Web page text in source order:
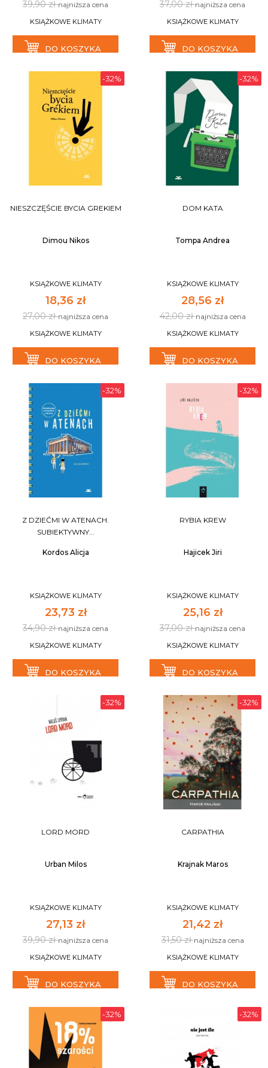
39,90 złnajniższa cena
KSIĄŻKOWE KLIMATY
DO KOSZYKA
37,00 złnajniższa cena
KSIĄŻKOWE KLIMATY
DO KOSZYKA
-32%
NIESZCZĘŚCIE BYCIA GREKIEM
Dimou Nikos
KSIĄŻKOWE KLIMATY
18,36 zł
27,00 złnajniższa cena
KSIĄŻKOWE KLIMATY
DO KOSZYKA
-32%
DOM KATA
Tompa Andrea
KSIĄŻKOWE KLIMATY
28,56 zł
42,00 złnajniższa cena
KSIĄŻKOWE KLIMATY
DO KOSZYKA
-32%
Z DZIEĆMI W ATENACH.
SUBIEKTYWNY...
Kordos Alicja
KSIĄŻKOWE KLIMATY
23,73 zł
34,90 złnajniższa cena
KSIĄŻKOWE KLIMATY
DO KOSZYKA
-32%
RYBIA KREW
Hajicek Jiri
KSIĄŻKOWE KLIMATY
25,16 zł
37,00 złnajniższa cena
KSIĄŻKOWE KLIMATY
DO KOSZYKA
-32%
LORD MORD
Urban Milos
KSIĄŻKOWE KLIMATY
27,13 zł
39,90 złnajniższa cena
KSIĄŻKOWE KLIMATY
DO KOSZYKA
-32%
CARPATHIA
Krajnak Maros
KSIĄŻKOWE KLIMATY
21,42 zł
31,50 złnajniższa cena
KSIĄŻKOWE KLIMATY
DO KOSZYKA
-32% -32%